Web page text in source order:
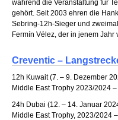
während die Veranstaltung für
gehört. Seit 2003 ehren die
Sebring-12h-Sieger und
Fermín Vélez, der in jenem Jahr
Creventic –
12h Kuwait (7. – 9. Dezember
Middle East Trophy 2023/2024
24h Dubai (12. – 14. Januar
Middle East Trophy, 2023/2024